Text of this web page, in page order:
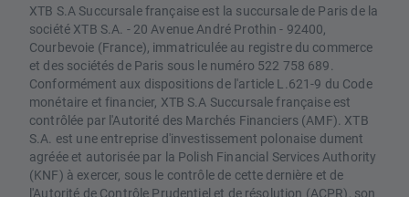
XTB S.A Succursale française est la succursale de Paris de la
société XTB S.A. - 20 Avenue André Prothin - 92400,
Courbevoie (France), immatriculée au registre du commerce
et des sociétés de Paris sous le numéro 522 758 689.
Conformément aux dispositions de l'article L.621-9 du Code
monétaire et financier, XTB S.A Succursale française est
contrôlée par l'Autorité des Marchés Financiers (AMF). XTB
S.A. est une entreprise d'investissement polonaise dument
agréée et autorisée par la Polish Financial Services Authority
(KNF) à exercer, sous le contrôle de cette dernière et de
l'Autorité de Contrôle Prudentiel et de résolution (ACPR), son